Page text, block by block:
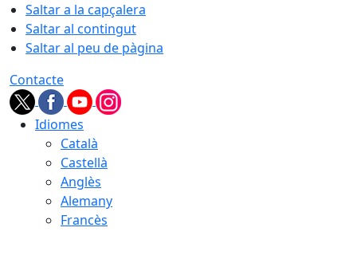
Saltar a la capçalera
Saltar al contingut
Saltar al peu de pàgina
Contacte
Idiomes
Català
Castellà
Anglès
Alemany
Francès